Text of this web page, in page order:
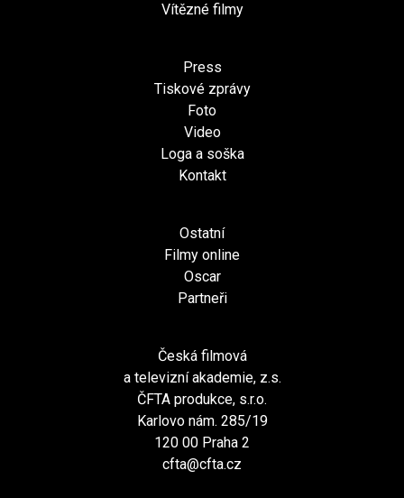
Vítězné filmy
Press
Tiskové zprávy
Foto
Video
Loga a soška
Kontakt
Ostatní
Filmy online
Oscar
Partneři
Česká filmová
a televizní akademie, z.s.
ČFTA produkce, s.r.o.
Karlovo nám. 285/19
120 00 Praha 2
cfta@cfta.cz